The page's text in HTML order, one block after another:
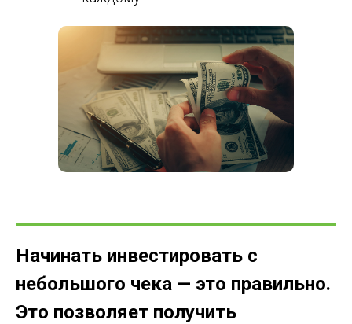
Начинать инвестировать с
небольшого чека — это правильно.
Это позволяет получить